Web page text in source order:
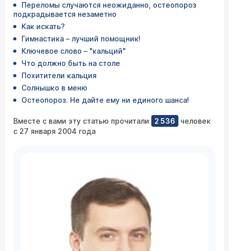
Переломы случаются неожиданно, остеопороз
подкрадывается незаметно
Как искать?
Гимнастика – лучший помощник!
Ключевое слово – "кальций"
Что должно быть на столе
Похитители кальция
Солнышко в меню
Остеопороз. Не дайте ему ни единого шанса!
Вместе с вами эту статью прочитали 2 536
человек
с 27 января 2004 года